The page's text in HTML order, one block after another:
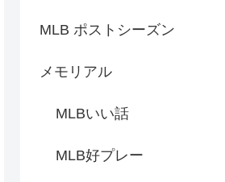
MLB ポストシーズン
メモリアル
MLBいい話
MLB好プレー